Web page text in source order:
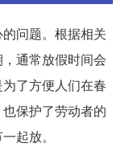
问题。根据相关
通常放假时间会
了方便人们在春
保护了劳动者的
起放。